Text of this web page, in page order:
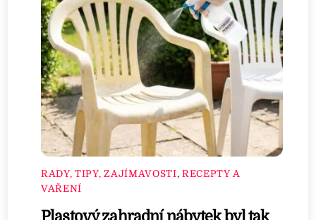
RADY, TIPY, ZAJÍMAVOSTI, RECEPTY A
VAŘENÍ
Plastový zahradní nábytek byl tak